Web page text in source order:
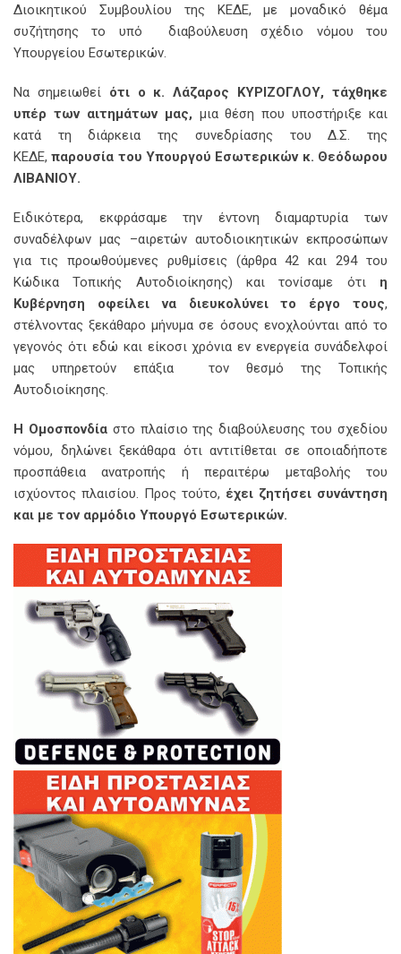
Διοικητικού Συμβουλίου της ΚΕΔΕ, με μοναδικό θέμα
συζήτησης το υπό διαβούλευση σχέδιο νόμου του
Υπουργείου Εσωτερικών.
Να σημειωθεί ότι ο κ. Λάζαρος ΚΥΡΙΖΟΓΛΟΥ, τάχθηκε
υπέρ των αιτημάτων μας, μια θέση που υποστήριξε και
κατά τη διάρκεια της συνεδρίασης του Δ.Σ. της
ΚΕΔΕ, παρουσία του Υπουργού Εσωτερικών κ. Θεόδωρου
ΛΙΒΑΝΙΟΥ.
Ειδικότερα, εκφράσαμε την έντονη διαμαρτυρία των
συναδέλφων μας –αιρετών αυτοδιοικητικών εκπροσώπων
για τις προωθούμενες ρυθμίσεις (άρθρα 42 και 294 του
Κώδικα Τοπικής Αυτοδιοίκησης) και τονίσαμε ότι η
Κυβέρνηση οφείλει να διευκολύνει το έργο τους,
στέλνοντας ξεκάθαρο μήνυμα σε όσους ενοχλούνται από το
γεγονός ότι εδώ και είκοσι χρόνια εν ενεργεία συνάδελφοί
μας υπηρετούν επάξια τον θεσμό της Τοπικής
Αυτοδιοίκησης.
Η Ομοσπονδίαστο πλαίσιο της διαβούλευσης του σχεδίου
νόμου, δηλώνει ξεκάθαρα ότι αντιτίθεται σε οποιαδήποτε
προσπάθεια ανατροπής ή περαιτέρω μεταβολής του
ισχύοντος πλαισίου. Προς τούτο, έχει ζητήσει συνάντηση
και με τον αρμόδιο Υπουργό Εσωτερικών.